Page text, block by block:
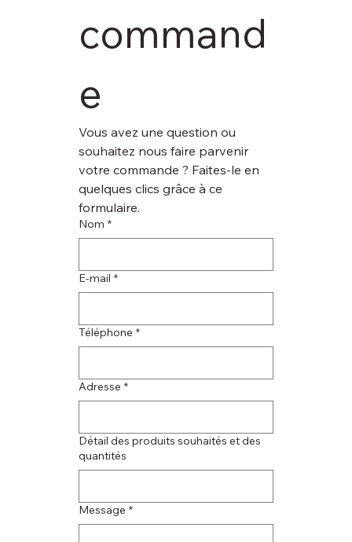
command
e
Vous avez une question ou
souhaitez nous faire parvenir
votre commande ? Faites-le en
quelques clics grâce à ce
formulaire.
Nom *
E‑mail *
Téléphone *
Adresse *
Détail des produits souhaités et des
quantités
Message *